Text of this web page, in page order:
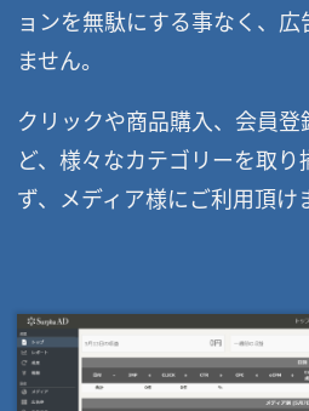
ョンを無駄にする事なく、
ません。
クリックや商品購入、会員
ど、様々なカテゴリーを取り
ず、メディア様にご利用頂け